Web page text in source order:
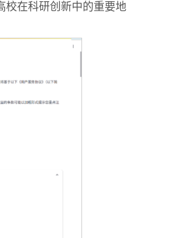
校在科研创新中的重要地